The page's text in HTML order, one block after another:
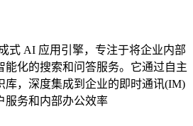
式 AI 应用引擎，专注于将企业内部
能化的搜索和问答服务。它通过自主
库，深度集成到企业的即时通讯(IM)
服务和内部办公效率